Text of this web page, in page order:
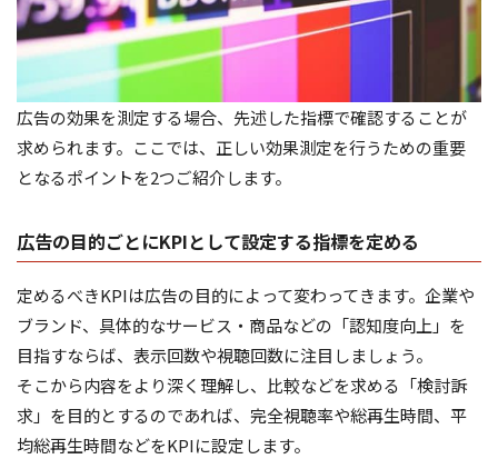
広告の効果を測定する場合、先述した指標で確認することが
求められます。ここでは、正しい効果測定を行うための重要
となるポイントを2つご紹介します。
広告の目的ごとにKPIとして設定する指標を定める
定めるべきKPIは広告の目的によって変わってきます。企業や
ブランド、具体的なサービス・商品などの「認知度向上」を
目指すならば、表示回数や視聴回数に注目しましょう。
そこから内容をより深く理解し、比較などを求める「検討訴
求」を目的とするのであれば、完全視聴率や総再生時間、平
均総再生時間などをKPIに設定します。